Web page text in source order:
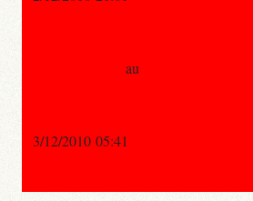
au
3/12/2010 05:41